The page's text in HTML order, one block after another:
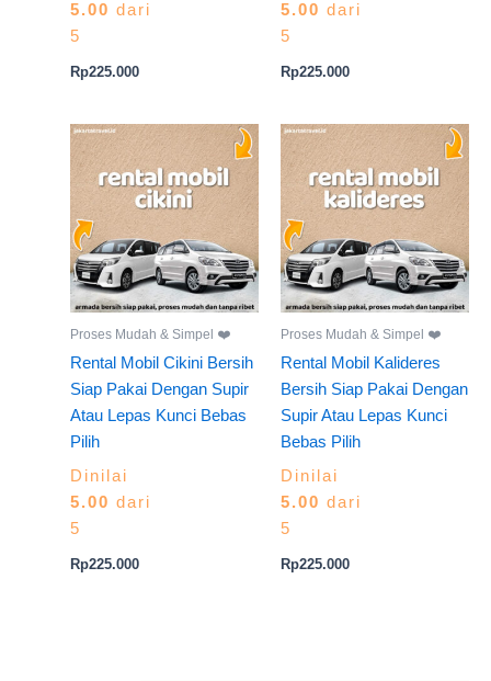
5.00 dari
5
Rp225.000
5.00 dari
5
Rp225.000
Proses Mudah & Simpel ❤️
Rental Mobil Cikini Bersih
Siap Pakai Dengan Supir
Atau Lepas Kunci Bebas
Pilih
Dinilai
5.00 dari
5
Rp225.000
Proses Mudah & Simpel ❤️
Rental Mobil Kalideres
Bersih Siap Pakai Dengan
Supir Atau Lepas Kunci
Bebas Pilih
Dinilai
5.00 dari
5
Rp225.000